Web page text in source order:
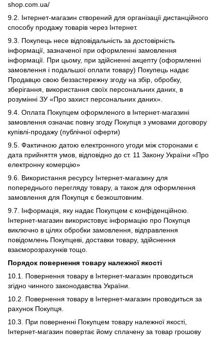
shop.com.ua/
9.2. Інтернет-магазин створений для організації дистанційного
способу продажу товарів через Інтернет.
9.3. Покупець несе відповідальність за достовірність
інформації, зазначеної при оформленні замовлення
інформації. При цьому, при здійсненні акцепту (оформленні
замовлення і подальшої оплати товару) Покупець надає
Продавцю свою беззастережну згоду на збір, обробку,
зберігання, використання своїх персональних даних, в
розумінні ЗУ «Про захист персональних даних».
9.4. Оплата Покупцем оформленого в Інтернет-магазині
замовлення означає повну згоду Покупця з умовами договору
купівлі-продажу (публічної оферти)
9.5. Фактичною датою електронного угоди між сторонами є
дата прийняття умов, відповідно до ст. 11 Закону України «Про
електронну комерцію»
9.6. Використання ресурсу Інтернет-магазину для
попереднього перегляду товару, а також для оформлення
замовлення для Покупця є безкоштовним.
9.7. Інформація, яку надає Покупцем є конфіденційною.
Інтернет-магазин використовує інформацію про Покупця
виключно в цілях обробки замовлення, відправлення
повідомлень Покупцеві, доставки товару, здійснення
взаєморозрахунків тощо.
Порядок повернення товару належної якості
10.1. Повернення товару в Інтернет-магазин проводиться
згідно чинного законодавства України.
10.2. Повернення товару в Інтернет-магазин проводиться за
рахунок Покупця.
10.3. При поверненні Покупцем товару належної якості,
Інтернет-магазин повертає йому сплачену за товар грошову